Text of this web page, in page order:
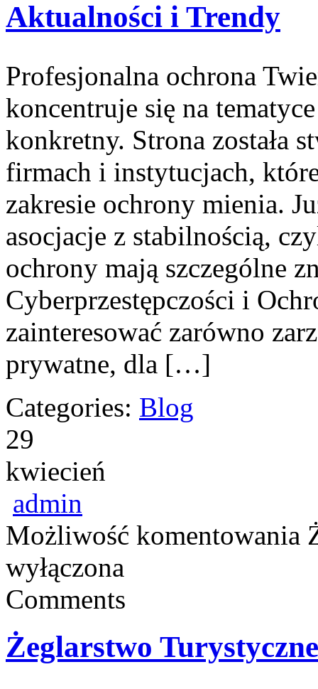
Aktualności i Trendy
Profesjonalna ochrona
koncentruje się na
konkretny. Strona została
firmach i instytucjach,
zakresie ochrony mienia.
asocjacje z stabilnością,
ochrony mają szczególne
Cyberprzestępczości i
zainteresować zarówno
prywatne, dla […]
Categories: Blog
29
kwiecień
admin
Możliwość komentowania
wyłączona
Comments
Żeglarstwo Turystyczne